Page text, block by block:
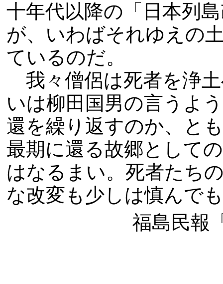
十年代以降の「日本列
が、いわばそれゆえの
ているのだ。
我々僧侶は死者を浄
いは柳田国男の言うよ
還を繰り返すのか、と
最期に還る故郷として
はなるまい。死者たち
な改変も少しは慎んで
福島民報